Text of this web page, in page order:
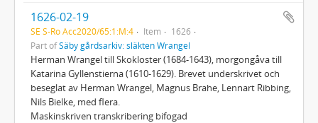
1626-02-19
SE S-Ro Acc2020/65:1:M:4 Item
1626
Part ofSäby gårdsarkiv: släkten Wrangel
Herman Wrangel till Skokloster (1684-1643), morgongåva till
Katarina Gyllenstierna (1610-1629). Brevet underskrivet och
beseglat av Herman Wrangel, Magnus Brahe, Lennart Ribbing,
Nils Bielke, med flera.
Maskinskriven transkribering bifogad